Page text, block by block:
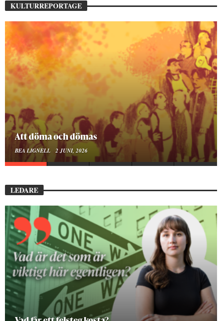
KULTURREPORTAGE
Att döma och dömas
BEA LIGNELL 2 JUNI, 2026
LEDARE